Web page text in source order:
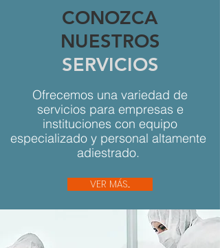
CONOZCA
NUESTROS
SERVICIOS
Ofrecemos una variedad de
servicios para empresas e
instituciones con equipo
especializado y personal altamente
adiestrado.
VER MÁS...